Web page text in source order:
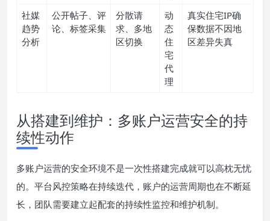
社媒
趋势
分析
公开帖子、评
论、标签采集
分散请
求、多地
区切换
动
态
住
宅
代
理
真实住宅IP确
保数据不因地
区差异失真
从搭建到维护：多账户运营安全的持
续性动作
多账户运营的安全环境不是一次性搭建完成就可以高枕无忧
的。平台风控策略在持续迭代，账户的运营周期也在不断延
长，团队需要建立起配套的持续性监控和维护机制。